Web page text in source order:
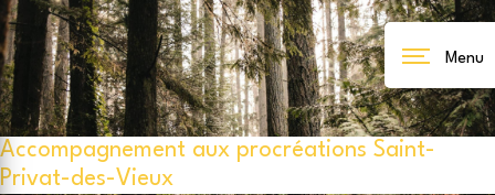
Menu
Accompagnement aux procréations Saint-
Privat-des-Vieux
Panneau de gestion des cookies